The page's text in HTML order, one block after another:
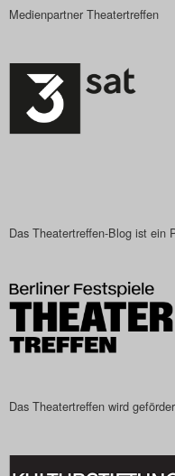
Das
Medienpartner Theatertreffen
Das Theatertreffen-Blog ist ein
Das Theatertreffen wird